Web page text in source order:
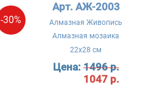
-30%
Арт. АЖ-2003
Алмазная Живопись
Алмазная мозаика
22x28 см
Цена:1496 р.
1047 р.